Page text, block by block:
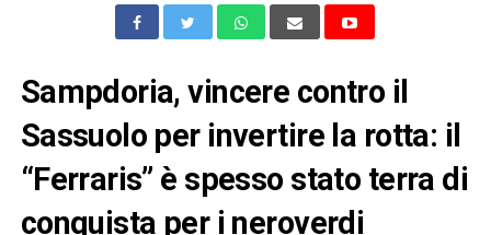
Sampdoria, vincere contro il
Sassuolo per invertire la rotta: il
“Ferraris” è spesso stato terra di
conquista per i neroverdi